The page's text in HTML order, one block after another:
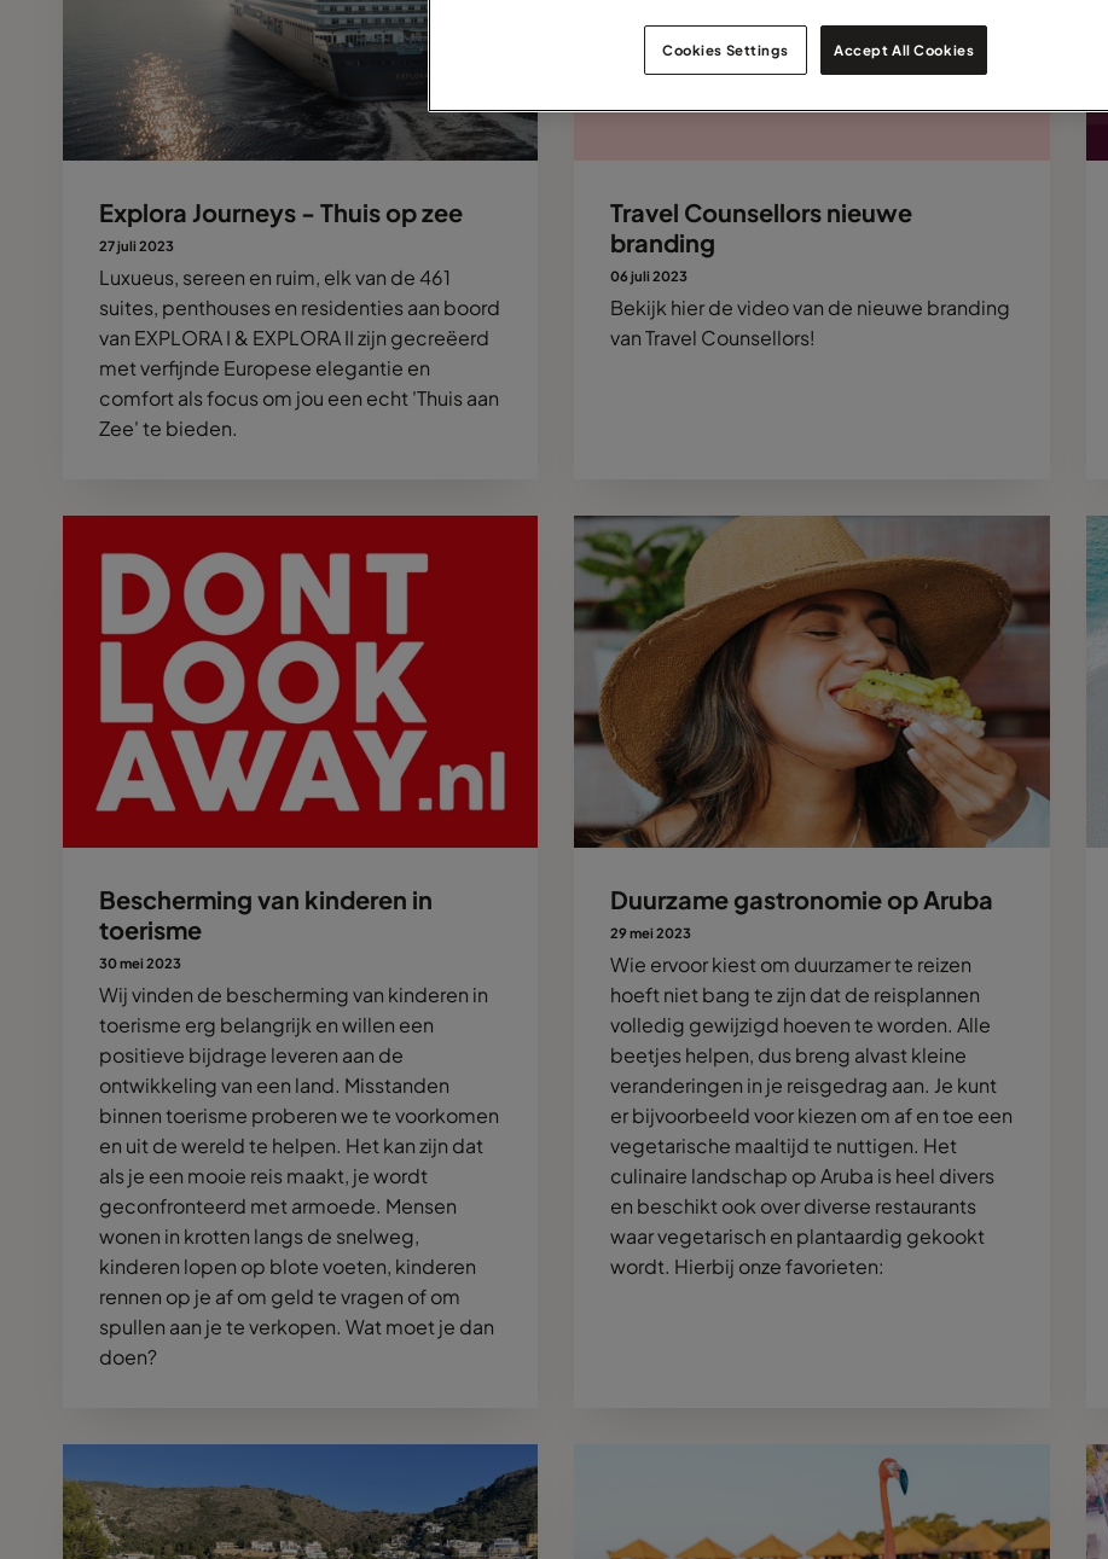
Explora Journeys - Thuis op zee
27 juli 2023
Luxueus, sereen en ruim, elk van de 461
suites, penthouses en residenties aan boord
van EXPLORA I & EXPLORA II zijn gecreëerd
met verfijnde Europese elegantie en
comfort als focus om jou een echt 'Thuis aan
Zee' te bieden.
Travel Counsellors nieuwe
branding
06 juli 2023
Bekijk hier de video van de nieuwe branding
van Travel Counsellors!
Bescherming van kinderen in
toerisme
30 mei 2023
Wij vinden de bescherming van kinderen in
toerisme erg belangrijk en willen een
positieve bijdrage leveren aan de
ontwikkeling van een land. Misstanden
binnen toerisme proberen we te voorkomen
en uit de wereld te helpen. Het kan zijn dat
als je een mooie reis maakt, je wordt
geconfronteerd met armoede. Mensen
wonen in krotten langs de snelweg,
kinderen lopen op blote voeten, kinderen
rennen op je af om geld te vragen of om
spullen aan je te verkopen. Wat moet je dan
doen?
Duurzame gastronomie op Aruba
29 mei 2023
Wie ervoor kiest om duurzamer te reizen
hoeft niet bang te zijn dat de reisplannen
volledig gewijzigd hoeven te worden. Alle
beetjes helpen, dus breng alvast kleine
veranderingen in je reisgedrag aan. Je kunt
er bijvoorbeeld voor kiezen om af en toe een
vegetarische maaltijd te nuttigen. Het
culinaire landschap op Aruba is heel divers
en beschikt ook over diverse restaurants
waar vegetarisch en plantaardig gekookt
wordt. Hierbij onze favorieten:
Cookies Settings Accept All Cookies